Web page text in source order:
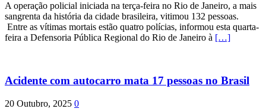
A operação policial iniciada na terça-feira no Rio de Janeiro, a mais
sangrenta da história da cidade brasileira, vitimou 132 pessoas.
Entre as vítimas mortais estão quatro polícias, informou esta quarta-
feira a Defensoria Pública Regional do Rio de Janeiro à […]
Acidente com autocarro mata 17 pessoas no Brasil
20 Outubro, 2025 0